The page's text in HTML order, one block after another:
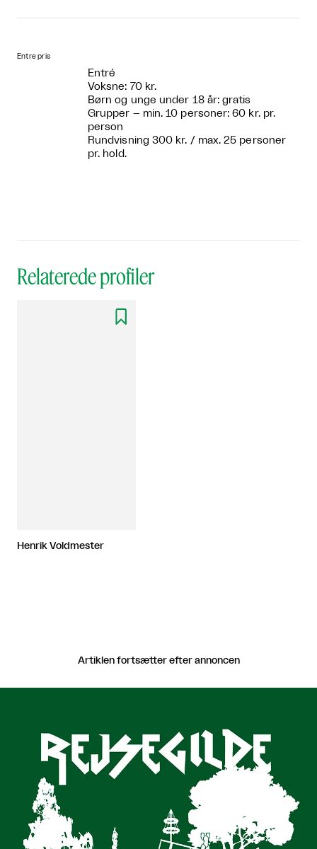
Entre pris
Entré
Voksne: 70 kr.
Børn og unge under 18 år: gratis
Grupper – min. 10 personer: 60 kr. pr.
person
Rundvisning 300 kr. / max. 25 personer
pr. hold.
Relaterede profiler

Henrik Voldmester
Artiklen fortsætter efter annoncen